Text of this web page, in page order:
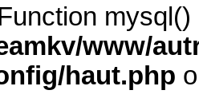
www/
haut.php